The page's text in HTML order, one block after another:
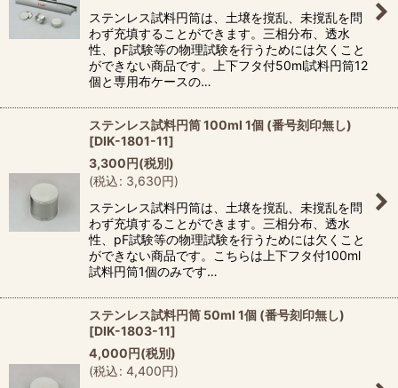
ステンレス試料円筒は、土壌を撹乱、未撹乱を問
わず充填することができます。三相分布、透水
性、pF試験等の物理試験を行うためには欠くこと
ができない商品です。上下フタ付50ml試料円筒12
個と専用布ケースの…
ステンレス試料円筒 100ml 1個 (番号刻印無し)
[DIK-1801-11]
3,300円(税別)
(税込: 3,630円)
ステンレス試料円筒は、土壌を撹乱、未撹乱を問
わず充填することができます。三相分布、透水
性、pF試験等の物理試験を行うためには欠くこと
ができない商品です。こちらは上下フタ付100ml
試料円筒1個のみです…
ステンレス試料円筒 50ml 1個 (番号刻印無し)
[DIK-1803-11]
4,000円(税別)
(税込: 4,400円)